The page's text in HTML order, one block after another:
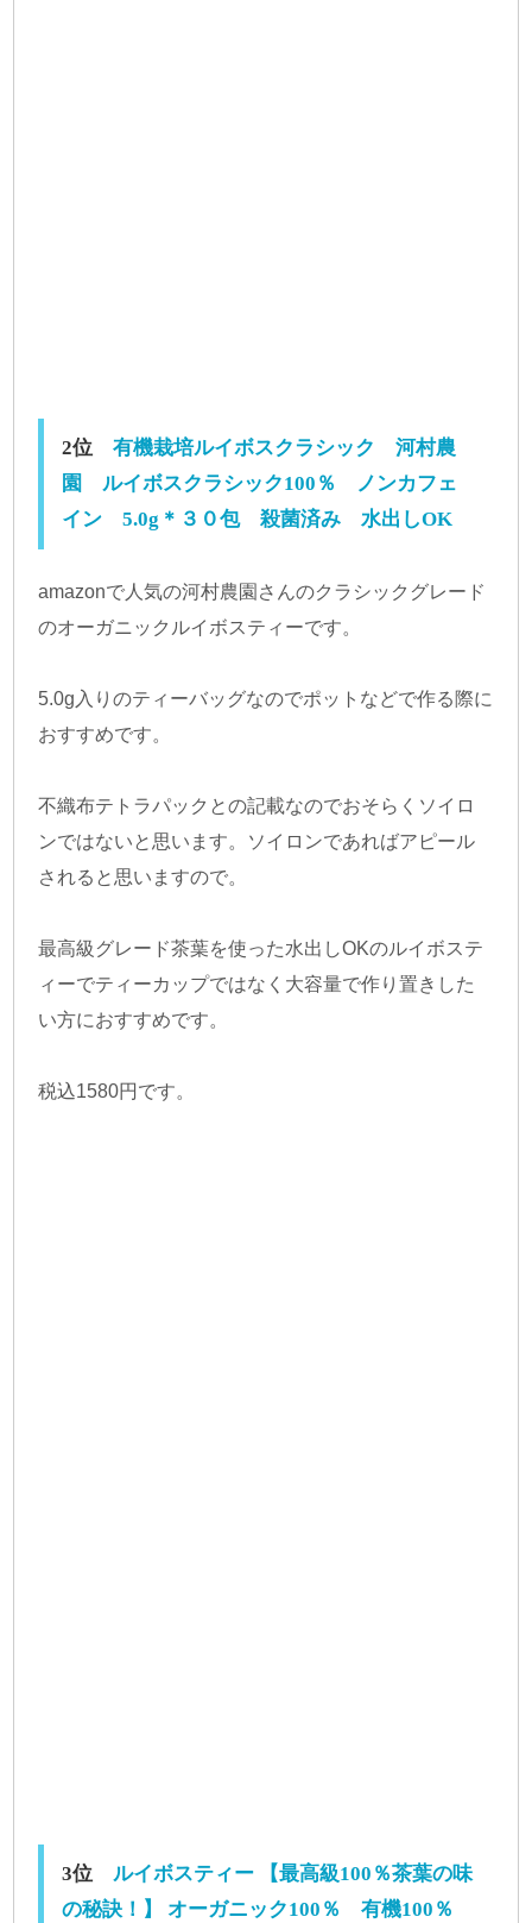
2位有機栽培ルイボスクラシック 河村農
園 ルイボスクラシック100％ ノンカフェ
イン 5.0g＊３０包 殺菌済み 水出しOK
amazonで人気の河村農園さんのクラシックグレード
のオーガニックルイボスティーです。
5.0g入りのティーバッグなのでポットなどで作る際に
おすすめです。
不織布テトラパックとの記載なのでおそらくソイロ
ンではないと思います。ソイロンであればアピール
されると思いますので。
最高級グレード茶葉を使った水出しOKのルイボステ
ィーでティーカップではなく大容量で作り置きした
い方におすすめです。
税込1580円です。
3位ルイボスティー 【最高級100％茶葉の味
の秘訣！】 オーガニック100％ 有機100％